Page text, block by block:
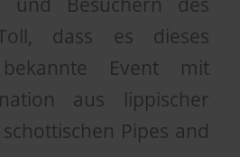
dass es dieses
Event mit
aus lippischer
Pipes and